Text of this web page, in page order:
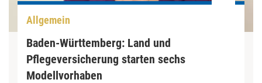
Allgemein
Baden-Württemberg: Land und
Pflegeversicherung starten sechs
Modellvorhaben